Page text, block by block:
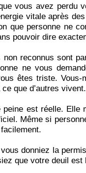
vous avez perdu
vitale après
que personne ne
pouvoir dire
non reconnus sont
ne vous
êtes triste.
que d’autres
peine est réelle. Elle
Même si
donniez la
que votre deuil